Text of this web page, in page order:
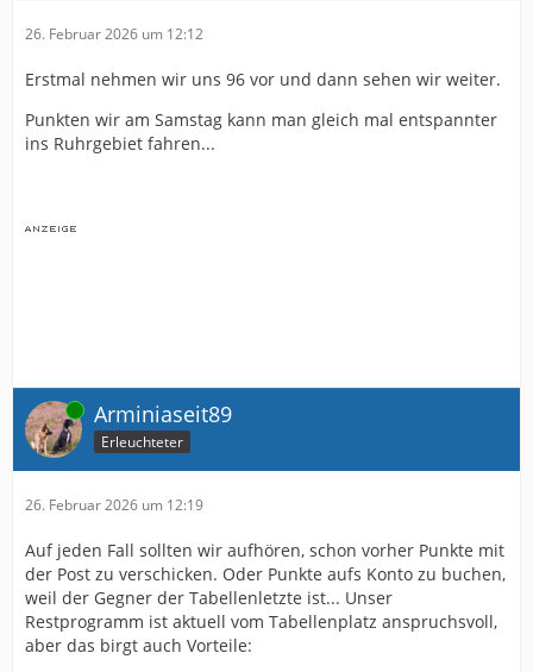
26. Februar 2026 um 12:12
Erstmal nehmen wir uns 96 vor und dann sehen wir weiter.
Punkten wir am Samstag kann man gleich mal entspannter
ins Ruhrgebiet fahren...
Online Arminiaseit89
Erleuchteter
26. Februar 2026 um 12:19
Auf jeden Fall sollten wir aufhören, schon vorher Punkte mit
der Post zu verschicken. Oder Punkte aufs Konto zu buchen,
weil der Gegner der Tabellenletzte ist... Unser
Restprogramm ist aktuell vom Tabellenplatz anspruchsvoll,
aber das birgt auch Vorteile: